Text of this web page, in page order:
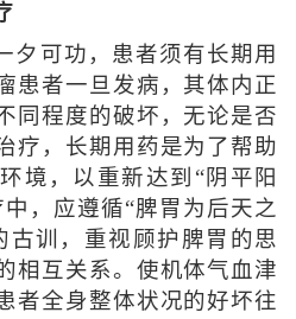
夕可功，患者须有长期用
患者一旦发病，其体内正
同程度的破坏，无论是否
疗，长期用药是为了帮助
境，以重新达到“阴平阳
，应遵循“脾胃为后天之
古训，重视顾护脾胃的思
相互关系。使机体气血津
者全身整体状况的好坏往